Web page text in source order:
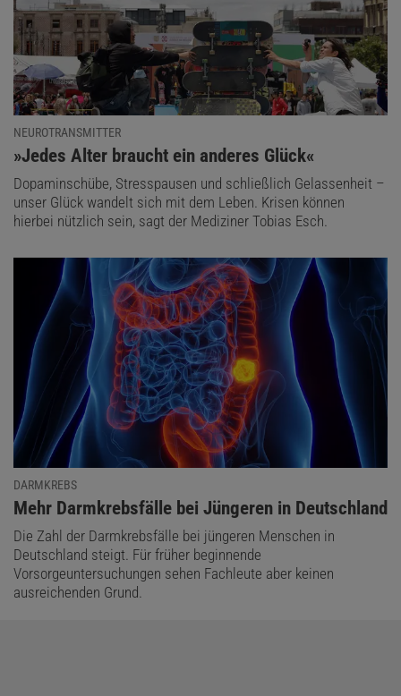
NEUROTRANSMITTER
:
»Jedes Alter braucht ein anderes Glück«
Dopaminschübe, Stresspausen und schließlich Gelassenheit –
unser Glück wandelt sich mit dem Leben. Krisen können
hierbei nützlich sein, sagt der Mediziner Tobias Esch.
DARMKREBS
:
Mehr Darmkrebsfälle bei Jüngeren in Deutschland
Die Zahl der Darmkrebsfälle bei jüngeren Menschen in
Deutschland steigt. Für früher beginnende
Vorsorgeuntersuchungen sehen Fachleute aber keinen
ausreichenden Grund.